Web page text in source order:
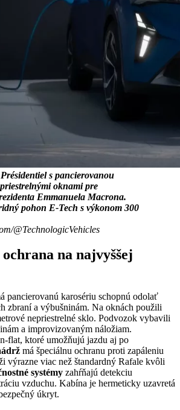
s pancierovanou
oknami pre
Emmanuela Macrona.
pohon E-Tech s výkonom 300
@TechnologicVehicles
na najvyššej
pancierovanú karosériu schopnú odolať
zbraní a výbušninám. Na oknách použili
nepriestrelné sklo. Podvozok vybavili
a improvizovaným náložiam.
flat, ktoré umožňujú jazdu aj po
má špeciálnu ochranu proti zapáleniu
výrazne viac než štandardný Rafale kvôli
systémy zahŕňajú detekciu
vzduchu. Kabína je hermeticky uzavretá
úkryt.